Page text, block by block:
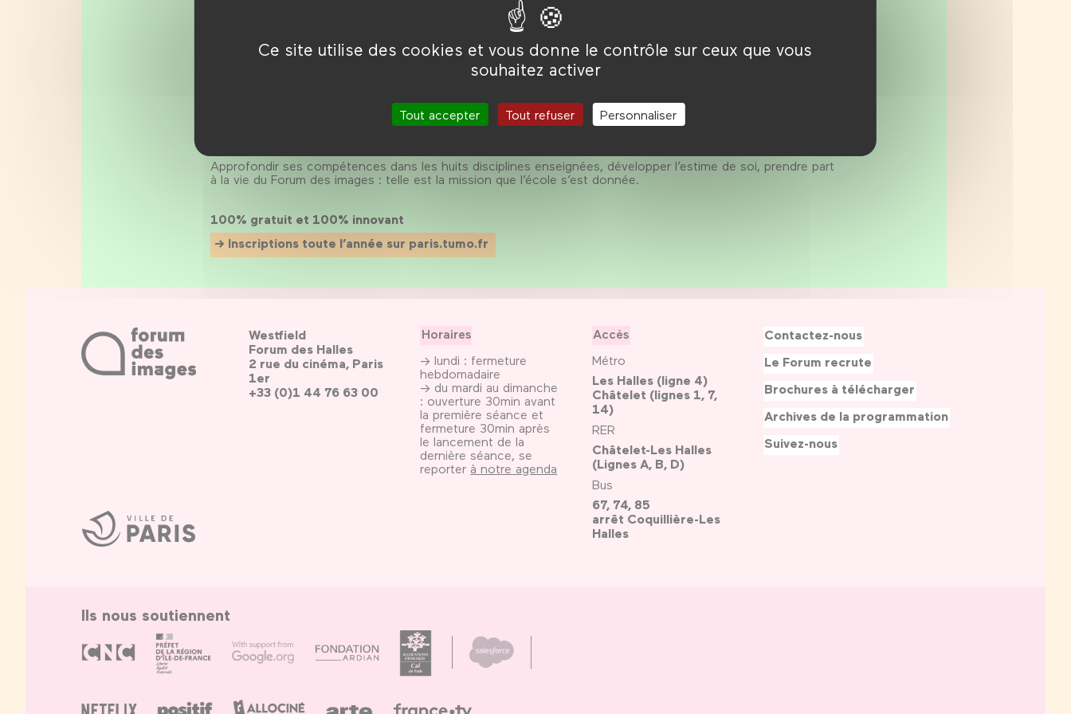
Ce site utilise des cookies et vous donne le contrôle sur ceux que vous
souhaitez activer
Tout accepter Tout refuser Personnaliser
TUMO Paris, l’école de la création numérique
pour les 12-18 ans, propose son programme d’apprentissage personnalisé hors temps scolaire.
Dans un espace moderne, 1200 jeunes viennent chaque semaine après le collège ou le lycée apprendre de
L’école offre actuellement des cursus innovants dans une démarche d’inclusion et de mixité sociale aux
Approfondir ses compétences dans les huits disciplines enseignées, développer l’estime de soi, prendre part
à la vie du Forum des images : telle est la mission que l’école s’est donnée.
100% gratuit et 100% innovant
Inscriptions toute l’année sur paris.tumo.fr
Ville
de
Paris
Westfield
Forum des Halles
2 rue du cinéma, Paris
1er
+33 (0)1 44 76 63 00
Horaires
→ lundi : fermeture
hebdomadaire
→ du mardi au dimanche
: ouverture 30min avant
la première séance et
fermeture 30min après
le lancement de la
dernière séance, se
reporter à notre agenda
Accès
Métro
Les Halles (ligne 4)
Châtelet (lignes 1, 7,
14)
RER
Châtelet-Les Halles
(Lignes A, B, D)
Bus
67, 74, 85
arrêt Coquillière-Les
Halles
Contactez-nous
Le Forum recrute
Brochures à télécharger
Archives de la programmation
Suivez-nous
Ils nous soutiennent